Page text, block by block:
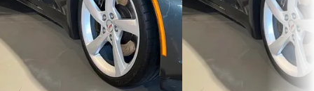
Vakgarage Middelwout· Alphen A/d
Rijn
Bekijk aanbieding →
Vergelijk
Automaat
Indian Motorcycle
Rotterdam
449)
Bekijk aanbieding →